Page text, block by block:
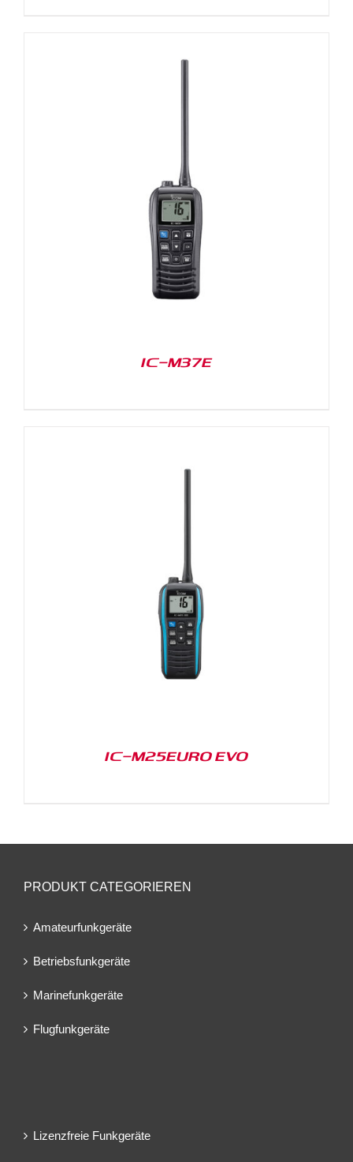
IC-M37E
IC-M25EURO EVO
PRODUKT CATEGORIEREN
Amateurfunkgeräte
Betriebsfunkgeräte
Marinefunkgeräte
Flugfunkgeräte
Lizenzfreie Funkgeräte